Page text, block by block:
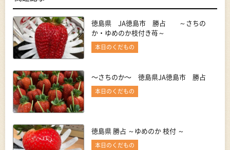
徳島県 JA徳島市 勝占 ～さちの
か・ゆめのか枝付き苺～
本日のくだもの
〜さちのか〜 徳島県JA徳島市 勝占
本日のくだもの
徳島県 勝占 ～ゆめのか 枝付 ～
本日のくだもの